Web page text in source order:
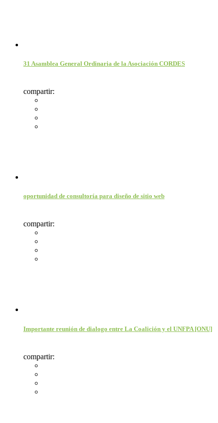
31 Asamblea General Ordinaria de la Asociación CORDES
compartir:
oportunidad de consultoría para diseño de sitio web
compartir:
Importante reunión de dialogo entre La Coalición y el UNFPA [ONU]
compartir: